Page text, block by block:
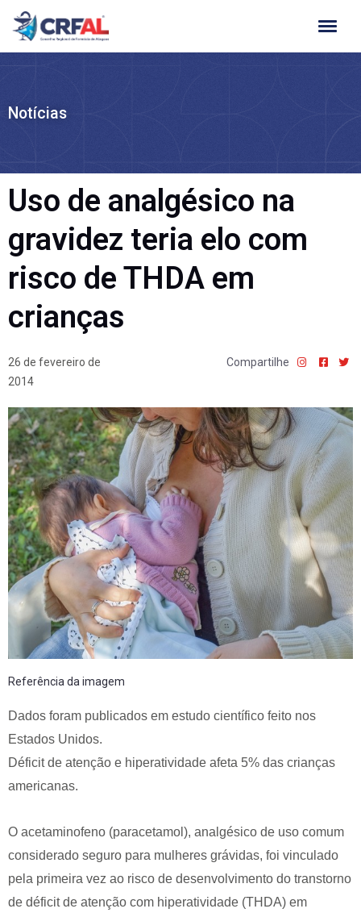
Ir
para
Notícias
Uso de analgésico na
gravidez teria elo com
risco de THDA em
crianças
26 de fevereiro de
2014
Compartilhe
Referência da imagem
Dados foram publicados em estudo científico feito nos
Estados Unidos.
Déficit de atenção e hiperatividade afeta 5% das crianças
americanas.
O acetaminofeno (paracetamol), analgésico de uso comum
considerado seguro para mulheres grávidas, foi vinculado
pela primeira vez ao risco de desenvolvimento do transtorno
de déficit de atenção com hiperatividade (THDA) em